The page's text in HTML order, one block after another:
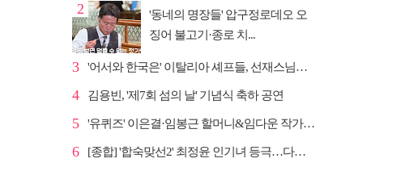
2
'동네의 명장들' 압구정로데오 오
징어 불고기·종로 치...
3 '어서와 한국은' 이탈리아 셰프들, 선재스님→라연 차도...
4 김용빈, '제7회 섬의 날' 기념식 축하 공연
5 '유퀴즈' 이은결·임봉근 할머니&임다운 작가·이승철, '...
6 [종합] '합숙맞선2' 최정윤 인기녀 등극…다음주 마지막...